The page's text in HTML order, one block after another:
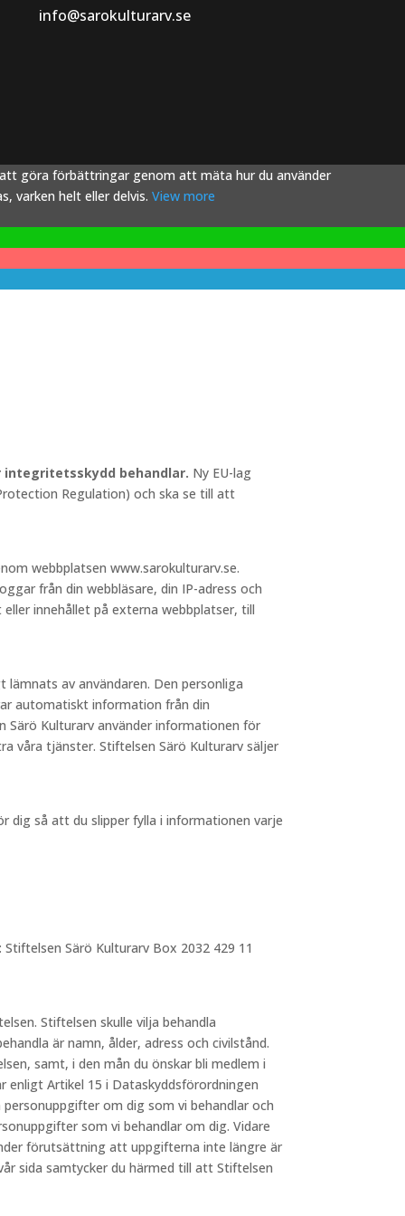
info@sarokulturarv.se
att göra förbättringar genom att mäta hur du använder
varken helt eller delvis. View more
behandlar. Ny EU-lag
Regulation) och ska se till att
webbplatsen www.sarokulturarv.se.
från din webbläsare, din IP-adress och
innehållet på externa webbplatser, till
av användaren. Den personliga
automatiskt information från din
Särö Kulturarv använder informationen för
våra tjänster. Stiftelsen Särö Kulturarv säljer
dig så att du slipper fylla i informationen varje
Särö Kulturarv Box 2032 429 11
Stiftelsen skulle vilja behandla
är namn, ålder, adress och civilstånd.
samt, i den mån du önskar bli medlem i
enligt Artikel 15 i Dataskyddsförordningen
om dig som vi behandlar och
som vi behandlar om dig. Vidare
förutsättning att uppgifterna inte längre är
sida samtycker du härmed till att Stiftelsen